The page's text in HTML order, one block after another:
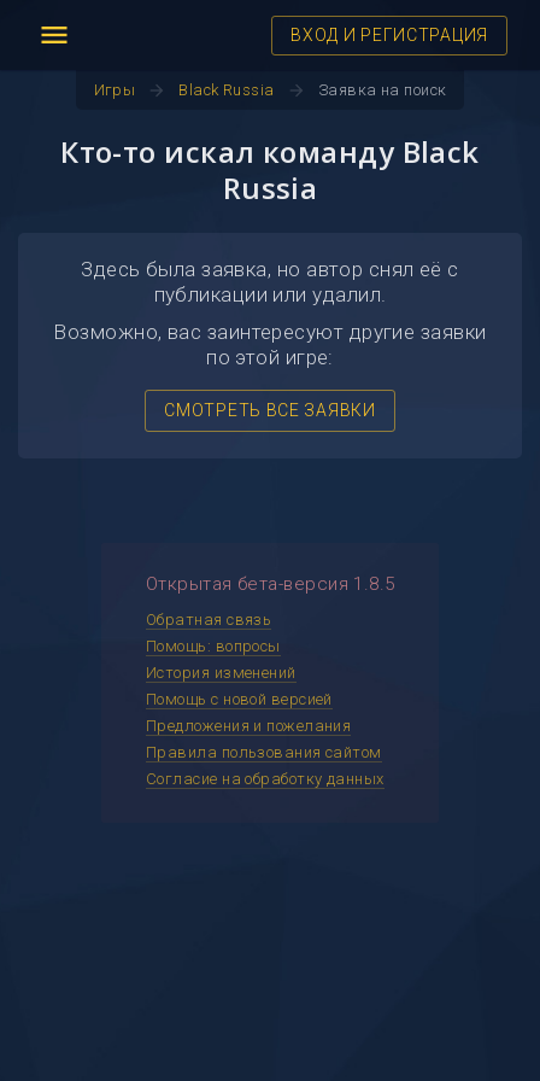
menu ВХОД И РЕГИСТРАЦИЯ
Игры arrow_forward Black Russia arrow_forward Заявка на поиск
Кто-то искал команду Black
Russia
Здесь была заявка, но автор снял её с
публикации или удалил.
Возможно, вас заинтересуют другие заявки
по этой игре:
СМОТРЕТЬ ВСЕ ЗАЯВКИ
Открытая бета-версия 1.8.5
Обратная связь
Помощь: вопросы
История изменений
Помощь с новой версией
Предложения и пожелания
Правила пользования сайтом
Согласие на обработку данных